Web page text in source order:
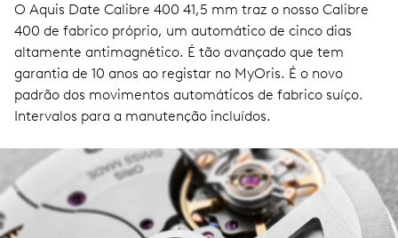
O Aquis Date Calibre 400 41,5 mm traz o nosso Calibre
400 de fabrico próprio, um automático de cinco dias
altamente antimagnético. É tão avançado que tem
garantia de 10 anos ao registar no MyOris. É o novo
padrão dos movimentos automáticos de fabrico suíço.
Intervalos para a manutenção incluídos.